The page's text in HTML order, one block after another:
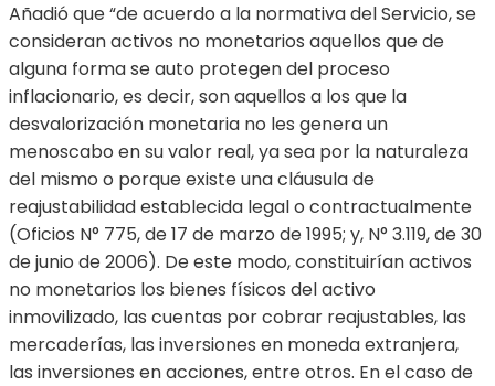
Añadió que “de acuerdo a la normativa del Servicio, se
consideran activos no monetarios aquellos que de
alguna forma se auto protegen del proceso
inflacionario, es decir, son aquellos a los que la
desvalorización monetaria no les genera un
menoscabo en su valor real, ya sea por la naturaleza
del mismo o porque existe una cláusula de
reajustabilidad establecida legal o contractualmente
(Oficios N° 775, de 17 de marzo de 1995; y, N° 3.119, de 30
de junio de 2006). De este modo, constituirían activos
no monetarios los bienes físicos del activo
inmovilizado, las cuentas por cobrar reajustables, las
mercaderías, las inversiones en moneda extranjera,
las inversiones en acciones, entre otros. En el caso de